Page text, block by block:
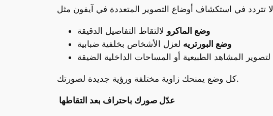
وضع الماكرو لالتقاط التفاصيل الدقيقة
وضع البورتريه لعزل الأشخاص بخلفية ضبابية
لتصوير المشاهد الطبيعية أو المساحات الداخلية الضيقة
كل وضع يمنحك زاوية مختلفة ورؤية جديدة لصورتك.
عدّل صورك باحتراف بعد التقاطها